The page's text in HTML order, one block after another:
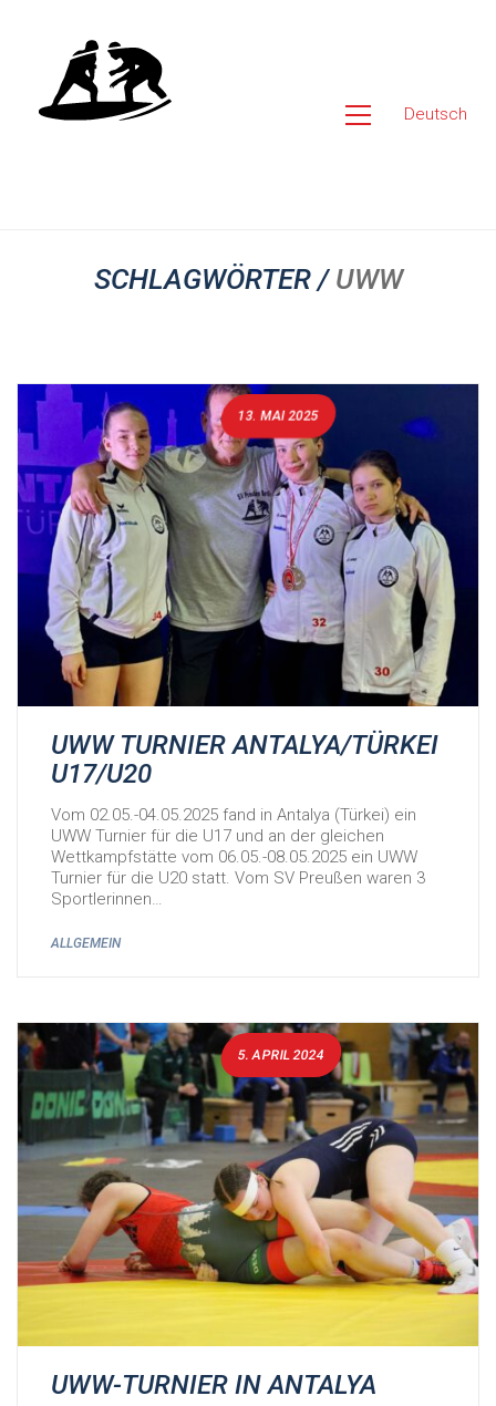
Deutsch
SCHLAGWÖRTER / UWW
UWW TURNIER ANTALYA/TÜRKEI
U17/U20
Vom 02.05.-04.05.2025 fand in Antalya (Türkei) ein
UWW Turnier für die U17 und an der gleichen
Wettkampfstätte vom 06.05.-08.05.2025 ein UWW
Turnier für die U20 statt. Vom SV Preußen waren 3
Sportlerinnen…
13. MAI 2025
ALLGEMEIN
UWW-TURNIER IN ANTALYA
5. APRIL 2024